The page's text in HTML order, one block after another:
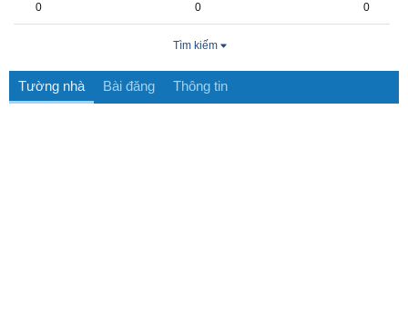
0 0 0
Tìm kiếm
Tường nhà Bài đăng Thông tin